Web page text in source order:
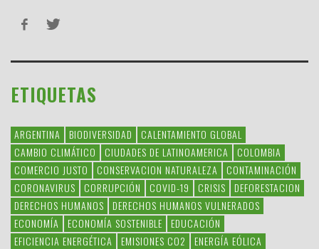
ETIQUETAS
ARGENTINA BIODIVERSIDAD
CALENTAMIENTO GLOBAL
CAMBIO CLIMÁTICO
CIUDADES DE LATINOAMERICA
COLOMBIA
COMERCIO JUSTO
CONSERVACION NATURALEZA
CONTAMINACIÓN
CORONAVIRUS
CORRUPCIÓN COVID-19 CRISIS
DEFORESTACION
DERECHOS HUMANOS
DERECHOS HUMANOS VULNERADOS
ECONOMÍA
ECONOMÍA SOSTENIBLE
EDUCACIÓN
EFICIENCIA ENERGÉTICA
EMISIONES CO2 ENERGÍA EÓLICA